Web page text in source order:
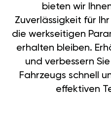
bieten wir
Zuverlässigkeit für
die werkseitigen
erhalten bleiben.
und verbessern
Fahrzeugs schnell
effektiven